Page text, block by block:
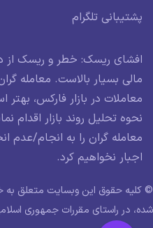
پشتیبانی تلگرام
افشای ریسک: خطر و ریسک از
مالی بسیار بالاست. معامله
معاملات در بازار فارکس،
نحوه تحلیل روند بازار اقدام
معامله گران را به انجام/عدم
اجبار نخواهیم کرد.
© کلیه حقوق این وبسایت متعلق به
شده، در راستای مقررات جمهوری